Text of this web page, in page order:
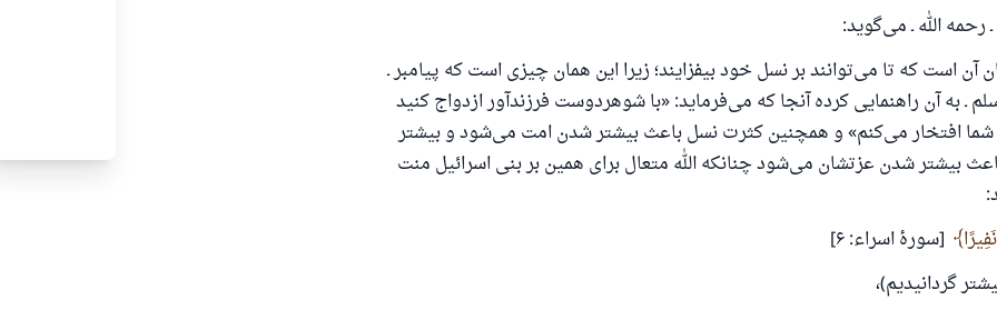
رحمه الله ـ می‌گوید:
آن است که تا می‌توانند بر نسل خود بیفزایند؛ زیرا این همان چیزی است که پیامبر ـ
ـ به آن راهنمایی کرده آنجا که می‌فرماید: «با شوهردوست فرزندآور ازدواج کنید
شما افتخار می‌کنم» و همچنین کثرت نسل باعث بیشتر شدن امت می‌شود و بیشتر
بیشتر شدن عزتشان می‌شود چنانکه الله متعال برای همین بر بنی اسرائیل منت
[سورهٔ اسراء: ۶]
گردانیدیم)،
زندگی زناشویی را نجات داد.
تا پاسخ، کمک مالی شما «اسلام سوال و جواب» را یاری می‌دهد.
رسول الله صلی الله علیه وسلم می‌فرماید